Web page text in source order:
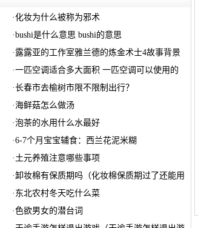
·化妆为什么被称为邪术
·bushi是什么意思 bushi的意思
· 露露亚的工作室雅兰德的炼金术士4故事背景
·一匹空调适合多大面积 一匹空调可以使用的
·长春市去榆树市限不限制出行？
·海鲜菇怎么做汤
·泡茶的水用什么水最好
·6-7个月宝宝辅食：西兰花泥米糊
· 土元养殖注意哪些事项
·卸妆棉有保质期吗（化妆棉保质期过了还能用
· 东北农村冬天吃什么菜
·色欲男女的潜台词